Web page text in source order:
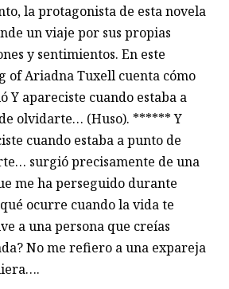
la protagonista de esta novela
un viaje por sus propias
y sentimientos. En este
of Ariadna Tuxell cuenta cómo
Y apareciste cuando estaba a
olvidarte… (Huso). ****** Y
cuando estaba a punto de
surgió precisamente de una
me ha perseguido durante
ocurre cuando la vida te
a una persona que creías
No me refiero a una expareja